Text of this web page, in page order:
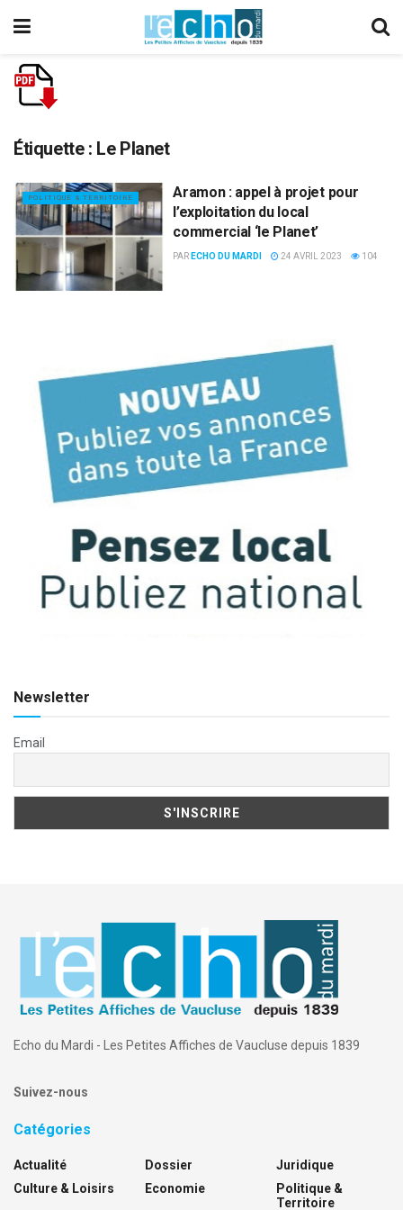
Étiquette : Le Planet
POLITIQUE & TERRITOIRE
Aramon : appel à projet pour
l’exploitation du local
commercial ‘le Planet’
PAR ECHO DU MARDI 24 AVRIL 2023 104
Newsletter
Email
Echo du Mardi - Les Petites Affiches de Vaucluse depuis 1839
Suivez-nous
Catégories
Actualité
Culture & Loisirs
Dossier
Economie
Juridique
Politique &
Territoire